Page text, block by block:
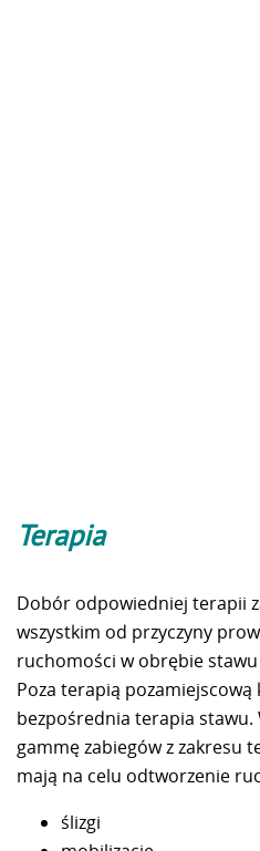
Terapia
Dobór odpowiedniej terapii
wszystkim od przyczyny
ruchomości w obrębie
Poza terapią pozamiejscową
bezpośrednia terapia stawu.
gammę zabiegów z zakresu
mają na celu odtworzenie
ślizgi